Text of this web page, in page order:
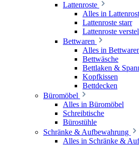
Lattenroste
Alles in
Lattenroste starr
Lattenroste
Bettwaren
Alles in
Bettwäsche
Bettlaken &
Kopfkissen
Bettdecken
Büromöbel
Alles in Büromöbel
Schreibtische
Bürostühle
Schränke & Aufbewahrung
Alles in Schränke &